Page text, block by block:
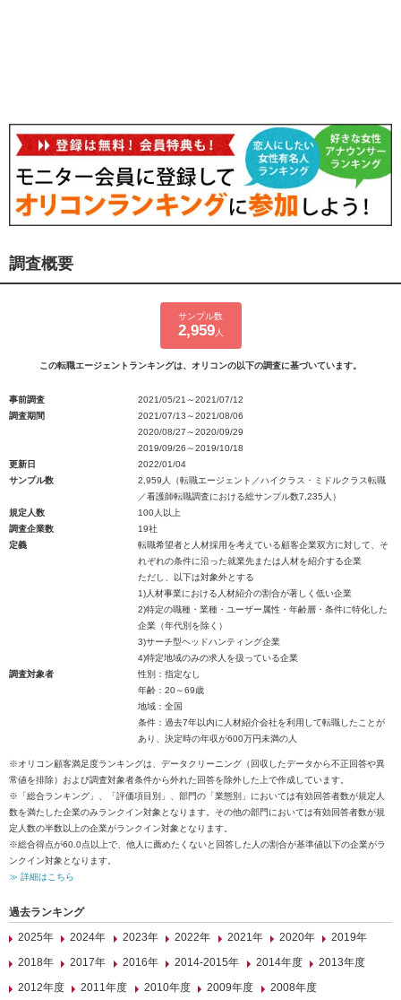
調査概要
サンプル数
2,959人
この転職エージェントランキングは、オリコンの以下の調査に基づいています。
事前調査
2021/05/21～2021/07/12
調査期間
2021/07/13～2021/08/06
2020/08/27～2020/09/29
2019/09/26～2019/10/18
更新日
2022/01/04
サンプル数
2,959人（転職エージェント／ハイクラス・ミドルクラス転職
／看護師転職調査における総サンプル数7,235人）
規定人数
100人以上
調査企業数
19社
定義
転職希望者と人材採用を考えている顧客企業双方に対して、そ
れぞれの条件に沿った就業先または人材を紹介する企業
ただし、以下は対象外とする
1)人材事業における人材紹介の割合が著しく低い企業
2)特定の職種・業種・ユーザー属性・年齢層・条件に特化した
企業（年代別を除く）
3)サーチ型ヘッドハンティング企業
4)特定地域のみの求人を扱っている企業
調査対象者
性別：指定なし
年齢：20～69歳
地域：全国
条件：過去7年以内に人材紹介会社を利用して転職したことが
あり、決定時の年収が600万円未満の人
※オリコン顧客満足度ランキングは、データクリーニング（回収したデータから不正回答や異
常値を排除）および調査対象者条件から外れた回答を除外した上で作成しています。
※「総合ランキング」、「評価項目別」、部門の「業態別」においては有効回答者数が規定人
数を満たした企業のみランクイン対象となります。その他の部門においては有効回答者数が規
定人数の半数以上の企業がランクイン対象となります。
※総合得点が60.0点以上で、他人に薦めたくないと回答した人の割合が基準値以下の企業がラ
ンクイン対象となります。
≫ 詳細はこちら
過去ランキング
2025年
2024年 2023年 2022年 2021年 2020年
2019年
2018年
2017年 2016年 2014-2015年 2014年度
2013年度
2012年度
2011年度 2010年度 2009年度 2008年度